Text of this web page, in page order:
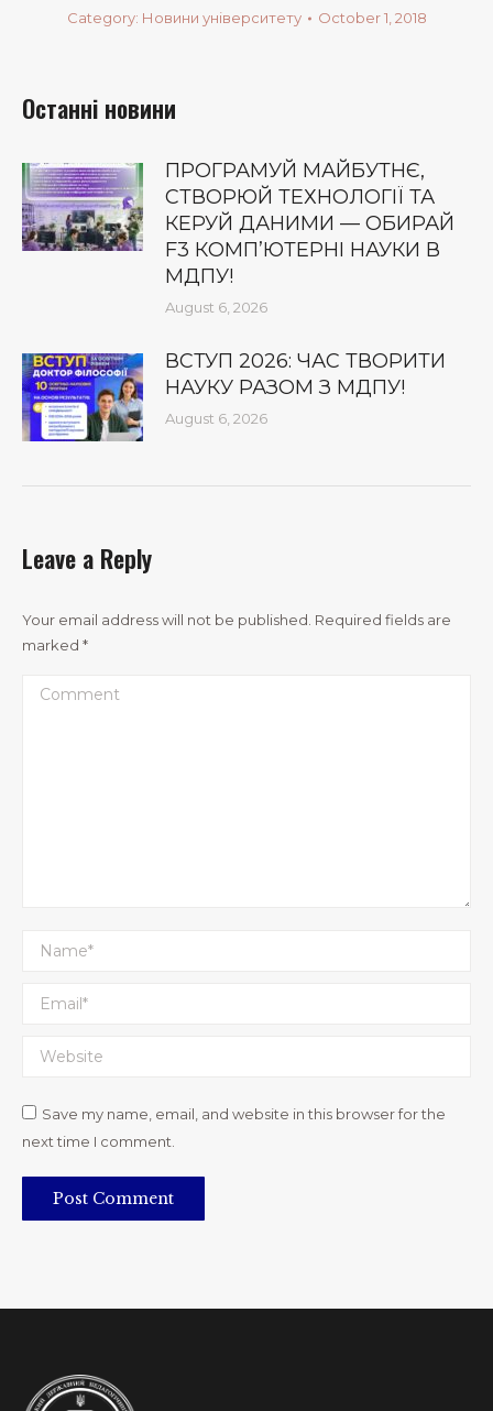
Category: Новини університету October 1, 2018
Останні новини
ПРОГРАМУЙ МАЙБУТНЄ,
СТВОРЮЙ ТЕХНОЛОГІЇ ТА
КЕРУЙ ДАНИМИ — ОБИРАЙ
F3 КОМП’ЮТЕРНІ НАУКИ В
МДПУ!
August 6, 2026
ВСТУП 2026: ЧАС ТВОРИТИ
НАУКУ РАЗОМ З МДПУ!
August 6, 2026
Leave a Reply
Your email address will not be published. Required fields are
marked *
Comment
Name *
Email *
Website
Save my name, email, and website in this browser for the
next time I comment.
Post Comment